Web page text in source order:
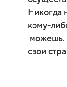
Никогда
кому-
можешь.
свои